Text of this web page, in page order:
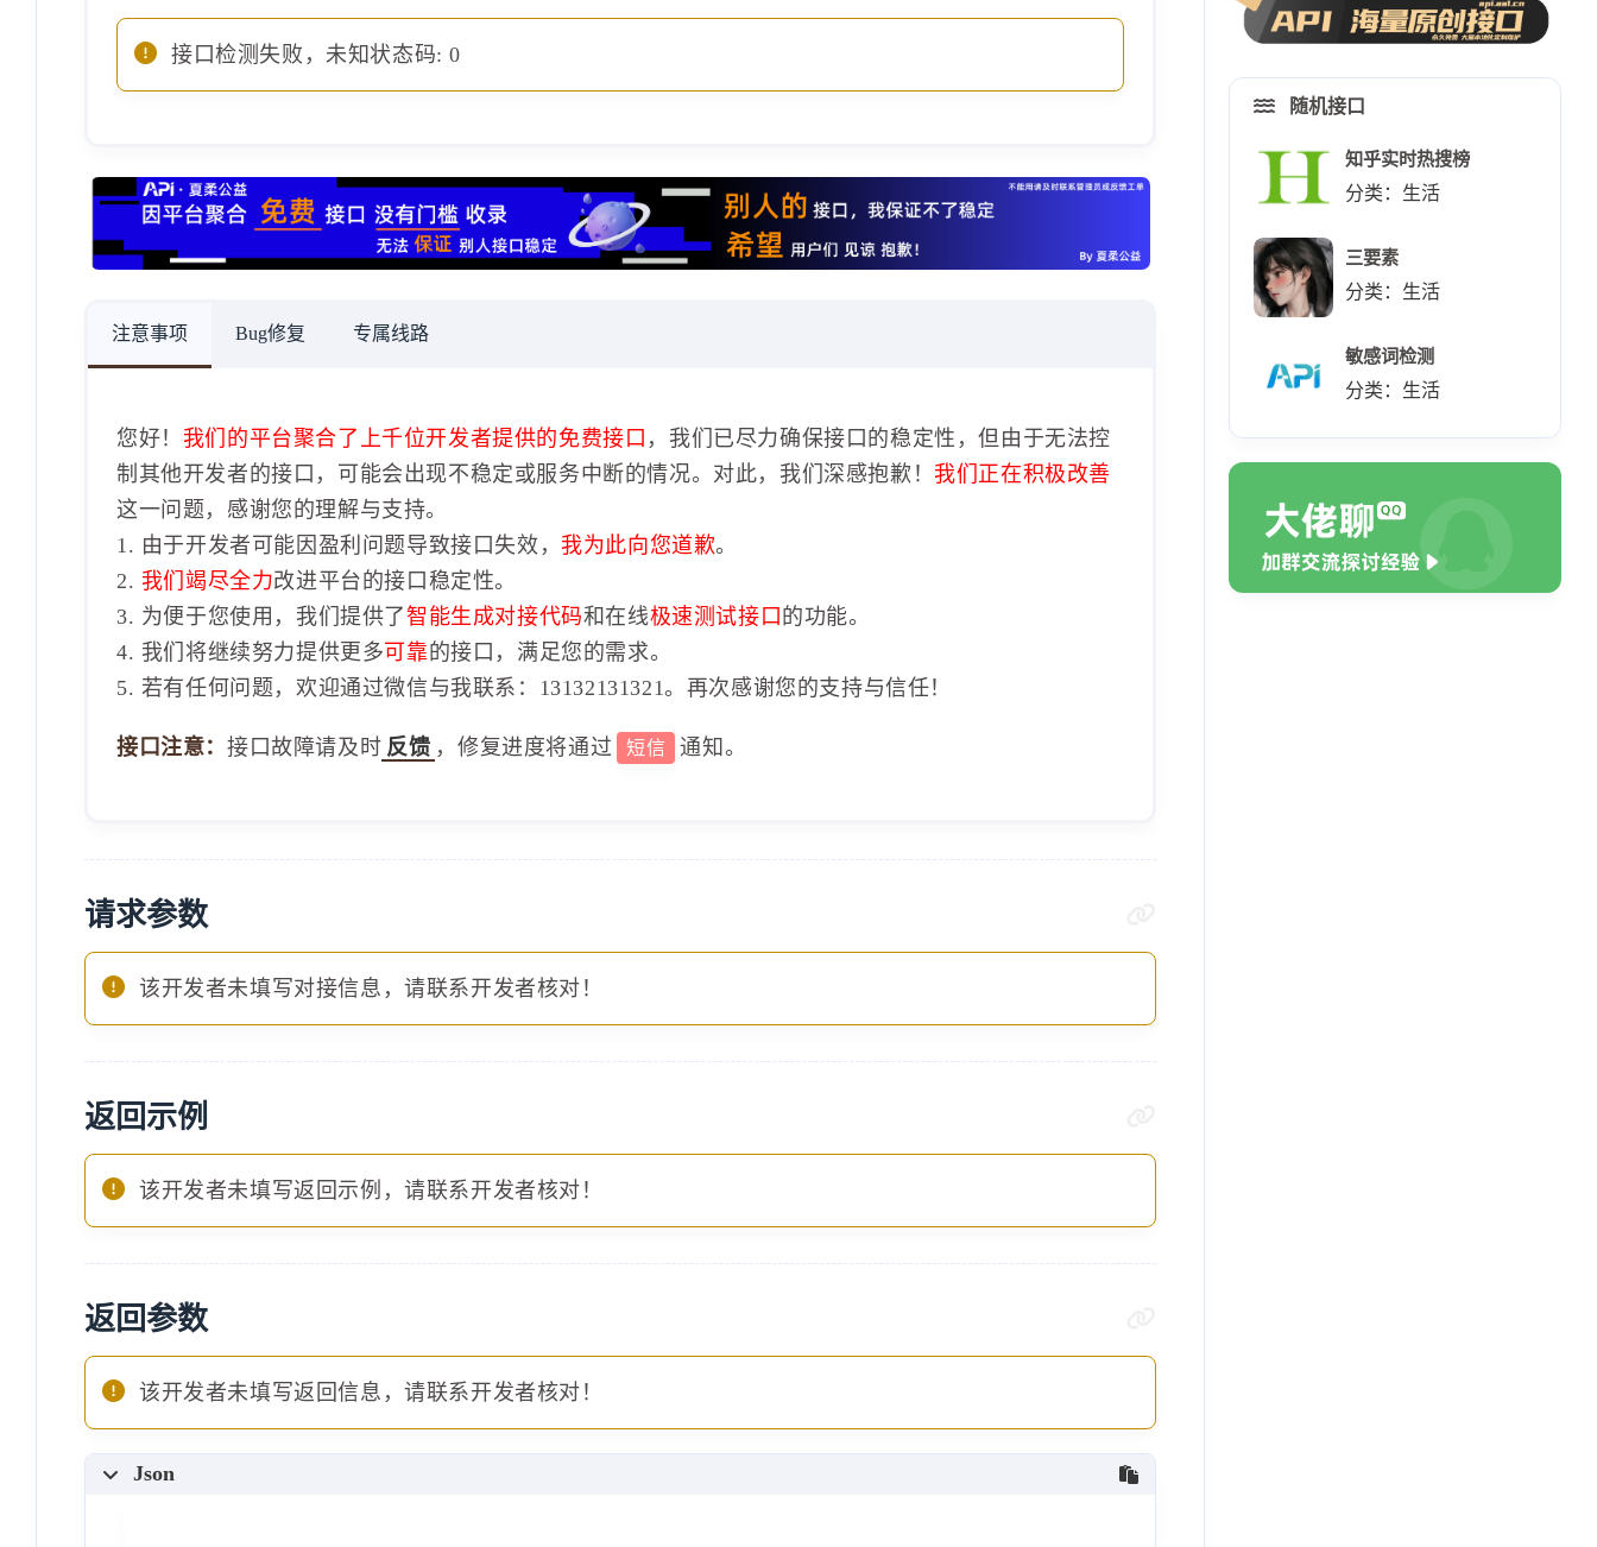
接口检测失败，未知状态码: 0
注意事项 Bug修复 专属线路
您好！ 我们的平台聚合了上千位开发者提供的免费接口 ，我们已尽力确保接口的稳定性，但由于无法控
制其他开发者的接口，可能会出现不稳定或服务中断的情况。对此，我们深感抱歉！ 我们正在积极改善
这一问题，感谢您的理解与支持。
1. 由于开发者可能因盈利问题导致接口失效， 我为此向您道歉。
2. 我们竭尽全力改进平台的接口稳定性。
3. 为便于您使用，我们提供了智能生成对接代码和在线极速测试接口 的功能。
4. 我们将继续努力提供更多可靠的接口，满足您的需求。
5. 若有任何问题，欢迎通过微信与我联系：13132131321。再次感谢您的支持与信任！
接口注意： 接口故障请及时 反馈 ，修复进度将通过 短信 通知。
请求参数
该开发者未填写对接信息，请联系开发者核对！
返回示例
该开发者未填写返回示例，请联系开发者核对！
返回参数
该开发者未填写返回信息，请联系开发者核对！
Json
随机接口
知乎实时热搜榜
分类：生活
三要素
分类：生活
敏感词检测
分类：生活